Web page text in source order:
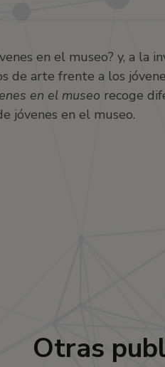
en el museo? y, a la
de arte frente a los
en el museo recoge
jóvenes en el museo.
Otras